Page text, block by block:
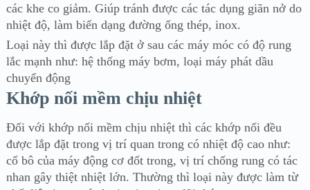
các khe co giảm. Giúp tránh được các tác dụng giãn nở do
nhiệt độ, làm biến dạng đường ống thép, inox.
Loại này thì được lắp đặt ở sau các máy móc có độ rung
lắc mạnh như: hệ thống máy bơm, loại máy phát dầu
chuyển động
Khớp nối mềm chịu nhiệt
Đối với khớp nối mềm chịu nhiệt thì các khớp nối đều
được lắp đặt trong vị trí quan trong có nhiệt độ cao như:
cổ bô của máy động cơ đốt trong, vị trí chống rung có tác
nhan gây thiệt nhiệt lớn. Thường thì loại này được làm từ